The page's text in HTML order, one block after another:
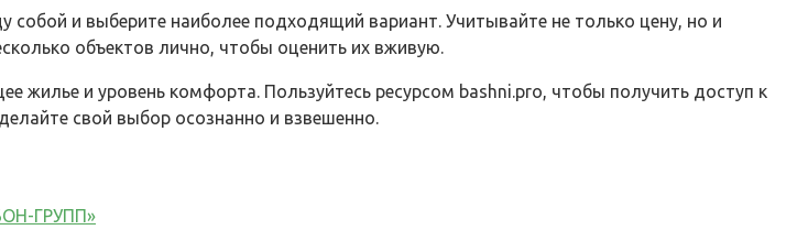
собой и выберите наиболее подходящий вариант. Учитывайте не только цену, но и
объектов лично, чтобы оценить их вживую.
жилье и уровень комфорта. Пользуйтесь ресурсом bashni.pro, чтобы получить доступ к
свой выбор осознанно и взвешенно.
ГРУПП»